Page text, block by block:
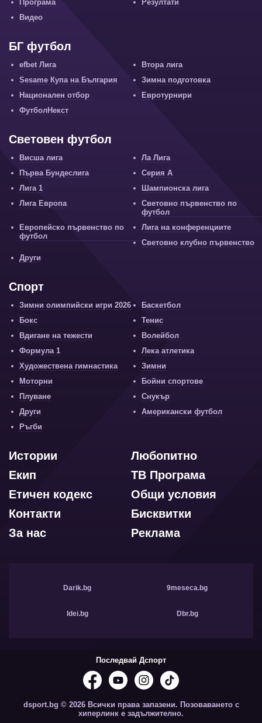
Програма
Резултати
Видео
БГ футбол
efbet Лига
Втора лига
Sesame Купа на България
Зимна подготовка
Национален отбор
Евротурнири
ФутболНекст
Световен футбол
Висша лига
Ла Лига
Първа Бундеслига
Серия А
Лига 1
Шампионска лига
Лига Европа
Световно първенство по
футбол
Европейско първенство по
футбол
Лига на конференциите
Световно клубно първенство
Други
Спорт
Зимни олимпийски игри 2026
Баскетбол
Бокс
Тенис
Вдигане на тежести
Волейбол
Формула 1
Лека атлетика
Художествена гимнастика
Зимни
Моторни
Бойни спортове
Плуване
Снукър
Други
Американски футбол
Ръгби
Любопитно
Истории
ТВ Програма
Екип
Общи условия
Етичен кодекс
Бисквитки
Контакти
Реклама
За нас
Darik.bg 9meseca.bg
Idei.bg Dbr.bg
Последвай Дспорт
dsport.bg © 2026 Всички права запазени. Позоваването с
хиперлинк е задължително.